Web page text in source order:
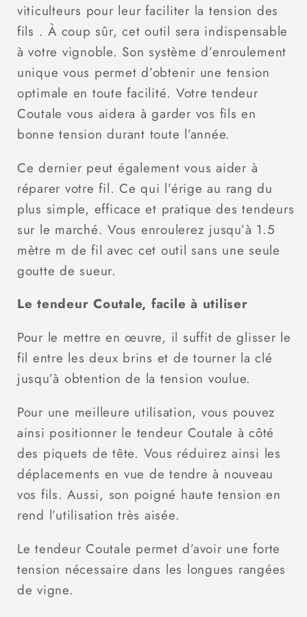
viticulteurs pour leur faciliter la tension des
fils . À coup sûr, cet outil sera indispensable
à votre vignoble. Son système d’enroulement
unique vous permet d’obtenir une tension
optimale en toute facilité. Votre tendeur
Coutale vous aidera à garder vos fils en
bonne tension durant toute l’année.
Ce dernier peut également vous aider à
réparer votre fil. Ce qui l’érige au rang du
plus simple, efficace et pratique des tendeurs
sur le marché. Vous enroulerez jusqu’à 1.5
mètre m de fil avec cet outil sans une seule
goutte de sueur.
Le tendeur Coutale, facile à utiliser
Pour le mettre en œuvre, il suffit de glisser le
fil entre les deux brins et de tourner la clé
jusqu’à obtention de la tension voulue.
Pour une meilleure utilisation, vous pouvez
ainsi positionner le tendeur Coutale à côté
des piquets de tête. Vous réduirez ainsi les
déplacements en vue de tendre à nouveau
vos fils. Aussi, son poigné haute tension en
rend l’utilisation très aisée.
Le tendeur Coutale permet d’avoir une forte
tension nécessaire dans les longues rangées
de vigne.